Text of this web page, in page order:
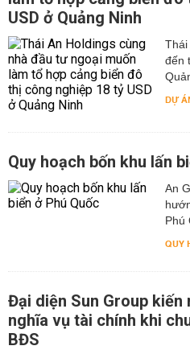
USD ở Quảng Ninh
Thái
đến
DỰ
Quy hoạch bốn khu lấn
An
Phú
QUY
Đại diện Sun Group kiến
nghĩa vụ tài chính khi
BĐS